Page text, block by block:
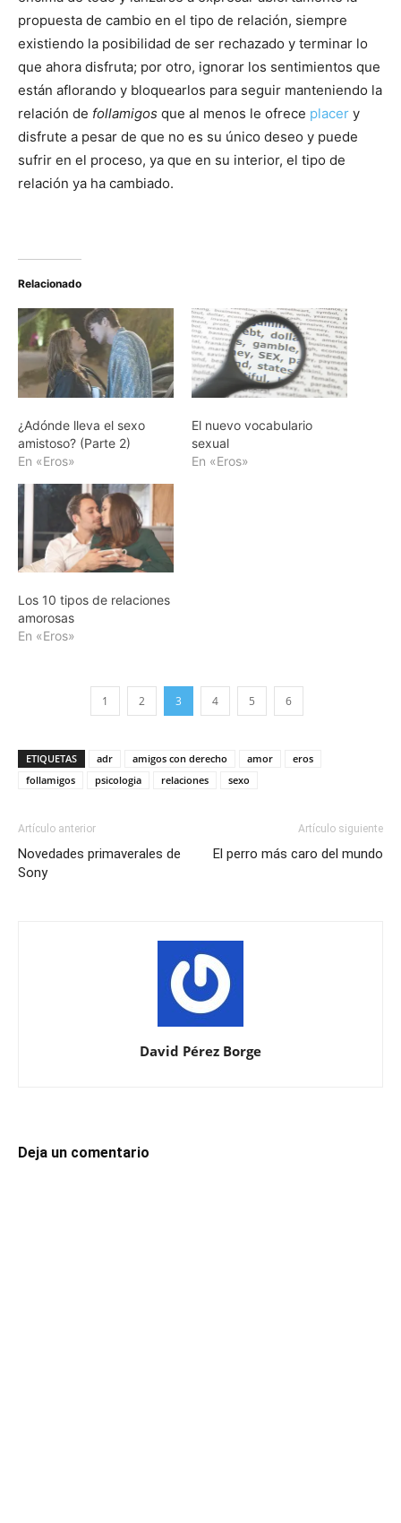
propuesta de cambio en el tipo de relación, siempre
existiendo la posibilidad de ser rechazado y terminar lo
que ahora disfruta; por otro, ignorar los sentimientos que
están aflorando y bloquearlos para seguir manteniendo la
relación de follamigos que al menos le ofrece placer y
disfrute a pesar de que no es su único deseo y puede
sufrir en el proceso, ya que en su interior, el tipo de
relación ya ha cambiado.
Relacionado
¿Adónde lleva el sexo
amistoso? (Parte 2)
En «Eros»
El nuevo vocabulario
sexual
En «Eros»
Los 10 tipos de relaciones
amorosas
En «Eros»
1 2 3 4 5 6
ETIQUETAS adr amigos con derecho amor
eros
follamigos
psicologia relaciones sexo
Artículo anterior
Novedades primaverales de
Sony
Artículo siguiente
El perro más caro del mundo
David Pérez Borge
Deja un comentario